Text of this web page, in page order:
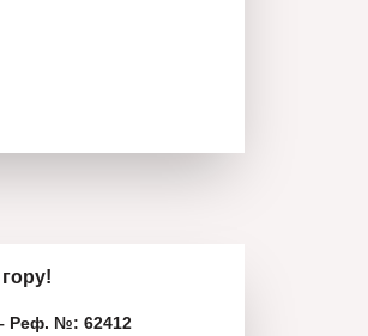
Реф. №: 62412